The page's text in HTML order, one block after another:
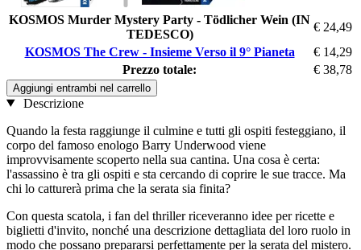
KOSMOS Murder Mystery Party - Tödlicher Wein (IN
TEDESCO)
€ 24,49
KOSMOS The Crew - Insieme Verso il 9° Pianeta
€ 14,29
Prezzo totale:
€ 38,78
Aggiungi entrambi nel carrello
Descrizione
Quando la festa raggiunge il culmine e tutti gli ospiti festeggiano, il
corpo del famoso enologo Barry Underwood viene
improvvisamente scoperto nella sua cantina. Una cosa è certa:
l'assassino è tra gli ospiti e sta cercando di coprire le sue tracce. Ma
chi lo catturerà prima che la serata sia finita?
Con questa scatola, i fan del thriller riceveranno idee per ricette e
biglietti d'invito, nonché una descrizione dettagliata del loro ruolo in
modo che possano prepararsi perfettamente per la serata del mistero.